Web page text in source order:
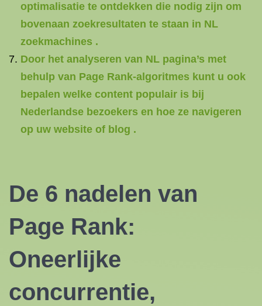
optimalisatie te ontdekken die nodig zijn om
bovenaan zoekresultaten te staan ​​in NL
zoekmachines .
Door het analyseren van NL pagina’s met
behulp van Page Rank-algoritmes kunt u ook
bepalen welke content populair is bij
Nederlandse bezoekers en hoe ze navigeren
op uw website of blog .
De 6 nadelen van
Page Rank:
Oneerlijke
concurrentie,